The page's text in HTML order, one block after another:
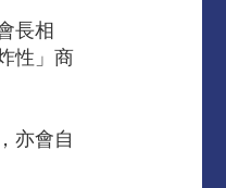
長相
性」商
亦會自